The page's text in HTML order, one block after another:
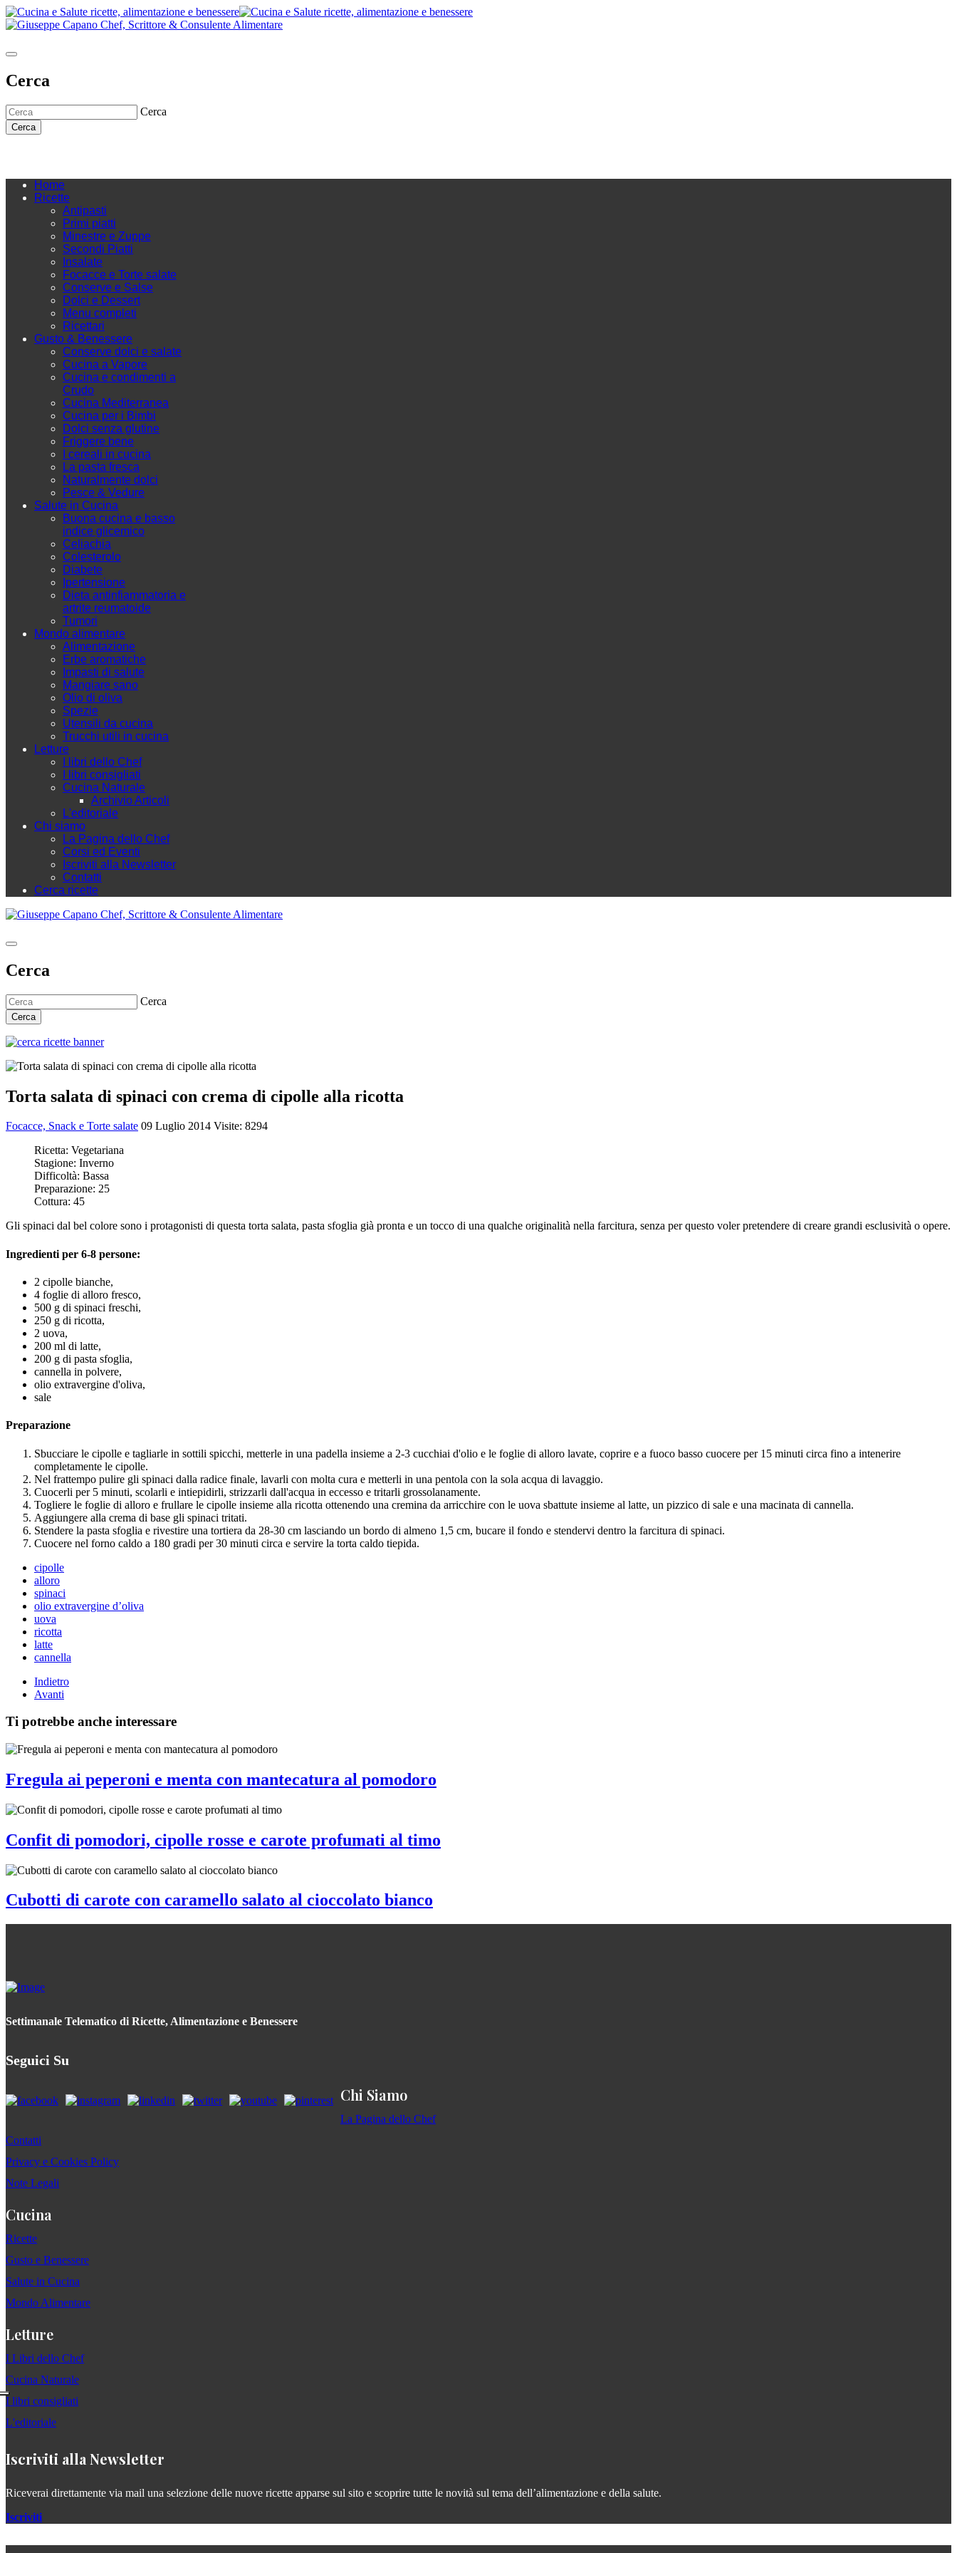
Cerca
Cerca
Cerca
Home
Ricette
Antipasti
Primi piatti
Minestre e Zuppe
Secondi Piatti
Insalate
Focacce e Torte salate
Conserve e Salse
Dolci e Dessert
Menu completi
Ricettari
Gusto & Benessere
Conserve dolci e salate
Cucina a Vapore
Cucina e condimenti a
Crudo
Cucina Mediterranea
Cucina per i Bimbi
Dolci senza glutine
Friggere bene
I cereali in cucina
La pasta fresca
Naturalmente dolci
Pesce & Vedure
Salute in Cucina
Buona cucina e basso
indice glicemico
Celiachia
Colesterolo
Diabete
Ipertensione
Dieta antinfiammatoria e
artrite reumatoide
Tumori
Mondo alimentare
Alimentazione
Erbe aromatiche
Impasti di salute
Mangiare sano
Olio di oliva
Spezie
Utensili da cucina
Trucchi utili in cucina
Letture
I libri dello Chef
I libri consigliati
Cucina Naturale
Archivio Articoli
L'editoriale
Chi siamo
La Pagina dello Chef
Corsi ed Eventi
Iscriviti alla Newsletter
Contatti
Cerca ricette
Cerca
Cerca
Cerca
Torta salata di spinaci con crema di cipolle alla ricotta
Focacce, Snack e Torte salate 09 Luglio 2014 Visite: 8294
Ricetta: Vegetariana
Stagione: Inverno
Difficoltà: Bassa
Preparazione: 25
Cottura: 45
Gli spinaci dal bel colore sono i protagonisti di questa torta salata, pasta sfoglia già pronta e un tocco di una qualche originalità nella farcitura, senza per questo voler pretendere di creare grandi esclusività o opere.
Ingredienti per 6-8 persone:
2 cipolle bianche,
4 foglie di alloro fresco,
500 g di spinaci freschi,
250 g di ricotta,
2 uova,
200 ml di latte,
200 g di pasta sfoglia,
cannella in polvere,
olio extravergine d'oliva,
sale
Preparazione
Sbucciare le cipolle e tagliarle in sottili spicchi, metterle in una padella insieme a 2-3 cucchiai d'olio e le foglie di alloro lavate, coprire e a fuoco basso cuocere per 15 minuti circa fino a intenerire
completamente le cipolle.
Nel frattempo pulire gli spinaci dalla radice finale, lavarli con molta cura e metterli in una pentola con la sola acqua di lavaggio.
Cuocerli per 5 minuti, scolarli e intiepidirli, strizzarli dall'acqua in eccesso e tritarli grossolanamente.
Togliere le foglie di alloro e frullare le cipolle insieme alla ricotta ottenendo una cremina da arricchire con le uova sbattute insieme al latte, un pizzico di sale e una macinata di cannella.
Aggiungere alla crema di base gli spinaci tritati.
Stendere la pasta sfoglia e rivestire una tortiera da 28-30 cm lasciando un bordo di almeno 1,5 cm, bucare il fondo e stendervi dentro la farcitura di spinaci.
Cuocere nel forno caldo a 180 gradi per 30 minuti circa e servire la torta caldo tiepida.
cipolle
alloro
spinaci
olio extravergine d’oliva
uova
ricotta
latte
cannella
Indietro
Avanti
Ti potrebbe anche interessare
Fregula ai peperoni e menta con mantecatura al pomodoro
Confit di pomodori, cipolle rosse e carote profumati al timo
Cubotti di carote con caramello salato al cioccolato bianco
Settimanale Telematico di Ricette, Alimentazione e Benessere
Seguici Su
Chi Siamo
La Pagina dello Chef
Contatti
Privacy e Cookies Policy
Note Legali
Cucina
Ricette
Gusto e Benessere
Salute in Cucina
Mondo Alimentare
Letture
I Libri dello Chef
Cucina Naturale
I libri consigliati
L'editoriale
Iscriviti alla Newsletter
Riceverai direttamente via mail una selezione delle nuove ricette apparse sul sito e scoprire tutte le novità sul tema dell’alimentazione e della salute.
Iscriviti